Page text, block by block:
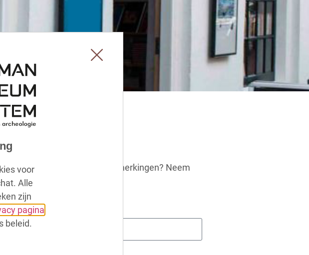
Heeft u vragen en/of opmerkingen? Neem
dan contact met ons op!
Naam:
voor
Alle
zijn
pagina
beleid.